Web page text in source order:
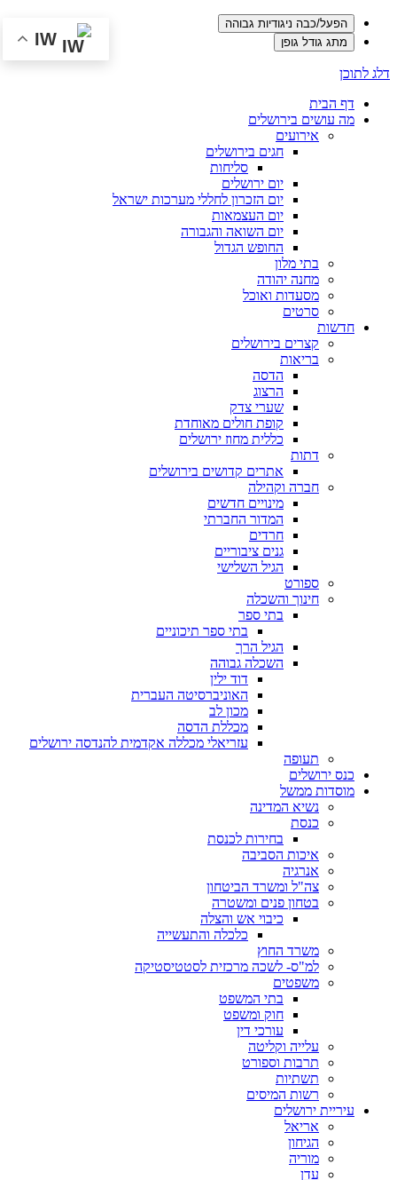
הפעל/כבה ניגודיות גבוהה
מתג גודל גופן
דלג לתוכן
דף הבית
מה עושים בירושלים
אירועים
חגים בירושלים
סליחות
יום ירושלים
יום הזכרון לחללי מערכות ישראל
יום העצמאות
יום השואה והגבורה
החופש הגדול
בתי מלון
מחנה יהודה
מסעדות ואוכל
סרטים
חדשות
קצרים בירושלים
בריאות
הדסה
הרצוג
שערי צדק
קופת חולים מאוחדת
כללית מחוז ירושלים
דתות
אתרים קדושים בירושלים
חברה וקהילה
מינויים חדשים
המדור החברתי
חרדים
גנים ציבוריים
הגיל השלישי
ספורט
חינוך והשכלה
בתי ספר
בתי ספר תיכוניים
הגיל הרך
השכלה גבוהה
דוד ילין
האוניברסיטה העברית
מכון לב
מכללת הדסה
עזריאלי מכללה אקדמית להנדסה ירושלים
תעופה
כנס ירושלים
מוסדות ממשל
נשיא המדינה
כנסת
בחירות לכנסת
איכות הסביבה
אנרגיה
צה"ל ומשרד הביטחון
בטחון פנים ומשטרה
כיבוי אש והצלה
כלכלה והתעשייה
משרד החוץ
למ"ס- לשכה מרכזית לסטטיסטיקה
משפטים
בתי המשפט
חוק ומשפט
עורכי דין
עלייה וקליטה
תרבות וספורט
תשתיות
רשות המיסים
עיריית ירושלים
אריאל
הגיחון
מוריה
עדן
IW